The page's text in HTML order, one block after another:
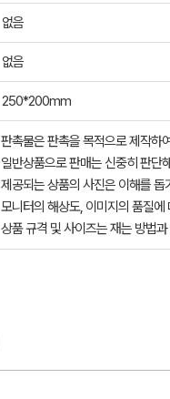
없음
없음
250*200mm
판촉물은 판촉을 목적으로 제작하
일반상품으로 판매는 신중히 판단
제공되는 상품의 사진은 이해를
모니터의 해상도, 이미지의 품질
상품 규격 및 사이즈는 재는 방법